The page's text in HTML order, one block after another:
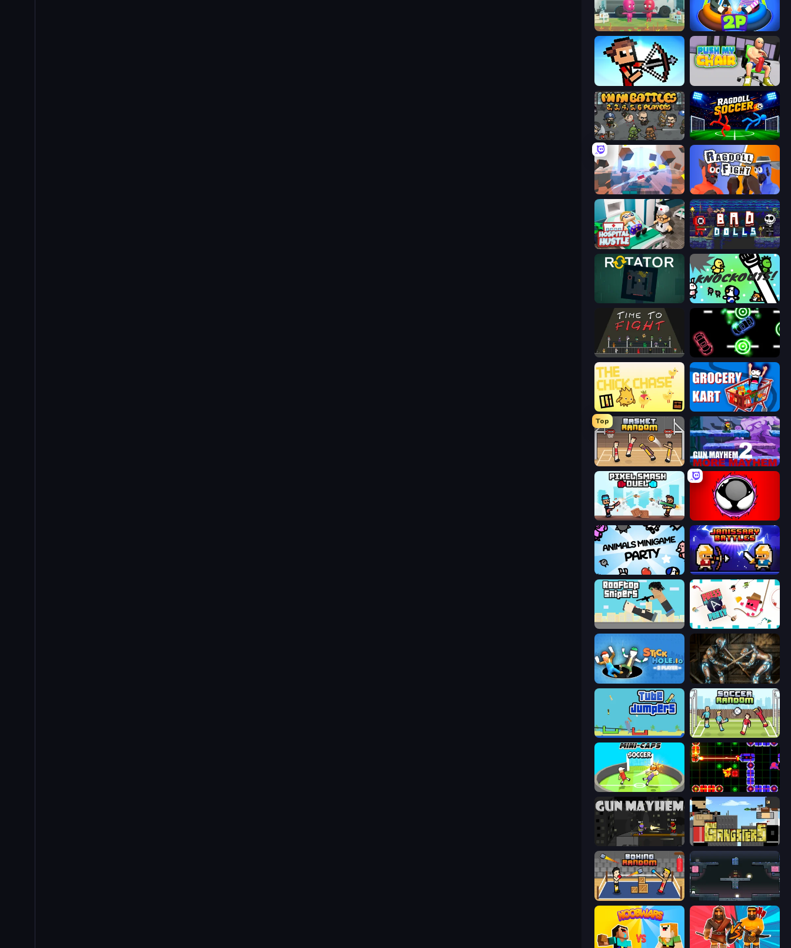
Root Vegetables & Co Ragdoll Arena 2 Player
Stick Archers Battle Push My Chair
MiniBattles Ragdoll Soccer 2 Players
Cubic Rush Ragdoll Fight
Hospital Hustle Bad Dolls
Rotator KNOCKOUTS!
Time to Fight Glowit - Two Players
The Chick Chase Grocery Kart
Top
Basket Random Gun Mayhem 2
Pixel Smash Duel Splatmans
Animals Minigame Party Janissary Battles
Rooftop Snipers Press A to Party
Stickhole.io Striker Dummies
Tube Jumpers Soccer Random
Mini-Caps: Soccer LazerGrrl
Gun Mayhem Gangsters
Boxing Random Arena